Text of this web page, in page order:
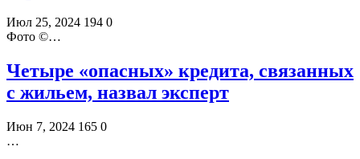
Июл 25, 2024 194 0
Фото ©️…
Четыре «опасных» кредита, связанных
с жильем, назвал эксперт
Июн 7, 2024 165 0
…